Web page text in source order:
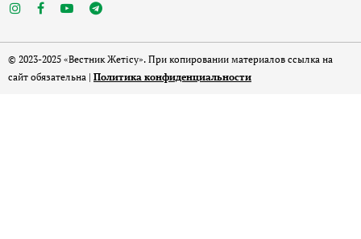
© 2023-2025 «Вестник Жетісу». При копировании материалов ссылка на
сайт обязательна | Политика конфиденциальности